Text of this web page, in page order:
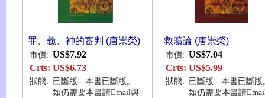
罪、義、神的審判 (唐崇榮)
市價: US$7.92
Crts: US$6.73
狀態: 已斷版 - 本書已斷版。
如仍需要本書請Email與
救贖論 (唐崇榮)
市價: US$7.04
Crts: US$5.99
狀態: 已斷版 - 本書已斷版
如仍需要本書請